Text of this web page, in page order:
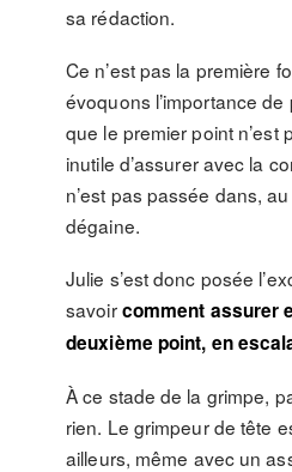
sa rédaction.
Ce n’est pas la première
évoquons l’importance
que le premier point n’est
inutile d’assurer avec la
n’est pas passée dans,
dégaine.
Julie s’est donc posée
savoircomment assurer
deuxième point, en
À ce stade de la grimpe,
rien. Le grimpeur de tête
ailleurs, même avec un